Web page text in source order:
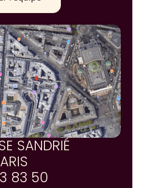
SANDRIÉ
83 50